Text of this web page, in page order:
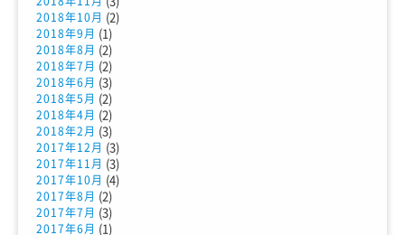
2018年10月 (2)
2018年9月 (1)
2018年8月 (2)
2018年7月 (2)
2018年6月 (3)
2018年5月 (2)
2018年4月 (2)
2018年2月 (3)
2017年12月 (3)
2017年11月 (3)
2017年10月 (4)
2017年8月 (2)
2017年7月 (3)
2017年6月 (1)